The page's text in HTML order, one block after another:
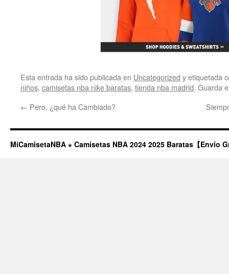
Esta entrada ha sido publicada en Uncategorized y etiquetada
niños, camisetas nba nike baratas, tienda nba madrid. Guarda
← Pero, ¿qué ha Cambiado?
MiCamisetaNBA ⋆ Camisetas NBA 2024 2025 Baratas【Envío